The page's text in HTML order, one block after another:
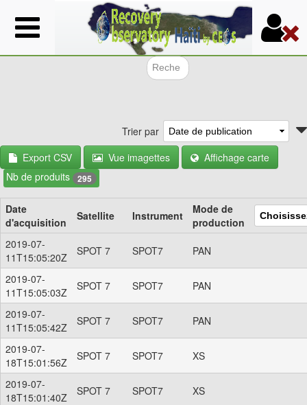
Aller
au
contenu
Trier par
Export CSV
Vue imagettes
Affichage carte
Nb de produits 295
Date
d'acquisition
Satellite Instrument
Mode de
production
2019-07-
11T15:05:20Z
SPOT 7 SPOT7 PAN
2019-07-
11T15:05:03Z
SPOT 7 SPOT7 PAN
2019-07-
11T15:05:42Z
SPOT 7 SPOT7 PAN
2019-07-
18T15:01:56Z
SPOT 7 SPOT7 XS
2019-07-
18T15:01:40Z
SPOT 7 SPOT7 XS